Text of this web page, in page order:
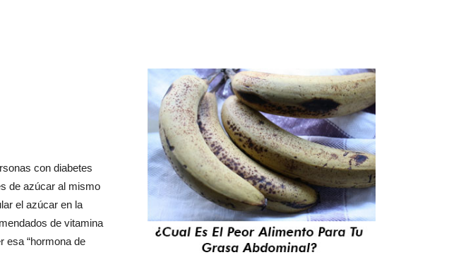
con diabetes
de azúcar al mismo
el azúcar en la
de vitamina
esa “hormona de